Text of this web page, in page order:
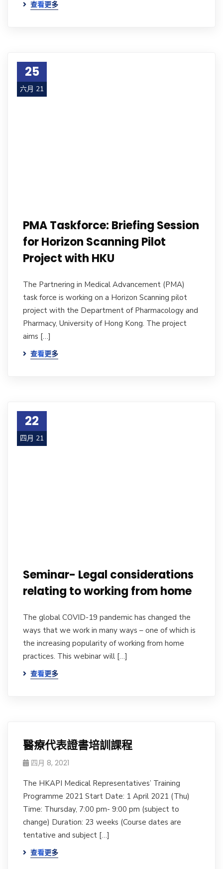
查看更多
25
六月 21
PMA Taskforce: Briefing Session
for Horizon Scanning Pilot
Project with HKU
The Partnering in Medical Advancement (PMA)
task force is working on a Horizon Scanning pilot
project with the Department of Pharmacology and
Pharmacy, University of Hong Kong. The project
aims […]
查看更多
22
四月 21
Seminar- Legal considerations
relating to working from home
The global COVID-19 pandemic has changed the
ways that we work in many ways – one of which is
the increasing popularity of working from home
practices. This webinar will […]
查看更多
醫療代表證書培訓課程
四月 8, 2021
The HKAPI Medical Representatives’ Training
Programme 2021 Start Date: 1 April 2021 (Thu)
Time: Thursday, 7:00 pm- 9:00 pm (subject to
change) Duration: 23 weeks (Course dates are
tentative and subject […]
查看更多